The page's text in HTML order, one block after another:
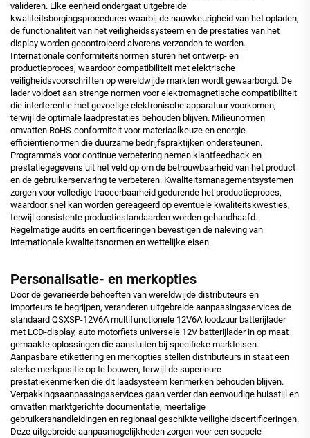
valideren. Elke eenheid ondergaat uitgebreide
kwaliteitsborgingsprocedures waarbij de nauwkeurigheid van het opladen,
de functionaliteit van het veiligheidssysteem en de prestaties van het
display worden gecontroleerd alvorens verzonden te worden.
Internationale conformiteitsnormen sturen het ontwerp- en
productieproces, waardoor compatibiliteit met elektrische
veiligheidsvoorschriften op wereldwijde markten wordt gewaarborgd. De
lader voldoet aan strenge normen voor elektromagnetische compatibiliteit
die interferentie met gevoelige elektronische apparatuur voorkomen,
terwijl de optimale laadprestaties behouden blijven. Milieunormen
omvatten RoHS-conformiteit voor materiaalkeuze en energie-
efficiëntienormen die duurzame bedrijfspraktijken ondersteunen.
Programma's voor continue verbetering nemen klantfeedback en
prestatiegegevens uit het veld op om de betrouwbaarheid van het product
en de gebruikerservaring te verbeteren. Kwaliteitsmanagementsystemen
zorgen voor volledige traceerbaarheid gedurende het productieproces,
waardoor snel kan worden gereageerd op eventuele kwaliteitskwesties,
terwijl consistente productiestandaarden worden gehandhaafd.
Regelmatige audits en certificeringen bevestigen de naleving van
internationale kwaliteitsnormen en wettelijke eisen.
Personalisatie- en merkopties
Door de gevarieerde behoeften van wereldwijde distributeurs en
importeurs te begrijpen, veranderen uitgebreide aanpassingsservices de
standaard QSXSP-12V6A multifunctionele 12V6A loodzuur batterijlader
met LCD-display, auto motorfiets universele 12V batterijlader in op maat
gemaakte oplossingen die aansluiten bij specifieke markteisen.
Aanpasbare etikettering en merkopties stellen distributeurs in staat een
sterke merkpositie op te bouwen, terwijl de superieure
prestatiekenmerken die dit laadsysteem kenmerken behouden blijven.
Verpakkingsaanpassingsservices gaan verder dan eenvoudige huisstijl en
omvatten marktgerichte documentatie, meertalige
gebruikershandleidingen en regionaal geschikte veiligheidscertificeringen.
Deze uitgebreide aanpasmogelijkheden zorgen voor een soepele